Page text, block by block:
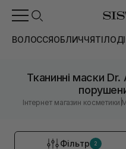
ВОЛОССЯОБЛИЧЧЯТІЛО
Тканинні маски
Інтернет магазин косметики |
Фільтр 2